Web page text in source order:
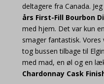
deltagere fra Canada.
års First-Fill Bourbon
med hjem. Det var kun
smager fantastisk.
tog bussen tilbage til
med mad, en øl og en
Chardonnay Cask